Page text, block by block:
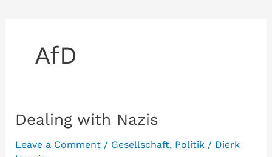
AfD
Dealing with Nazis
Leave a Comment / Gesellschaft, Politik/ Dierk